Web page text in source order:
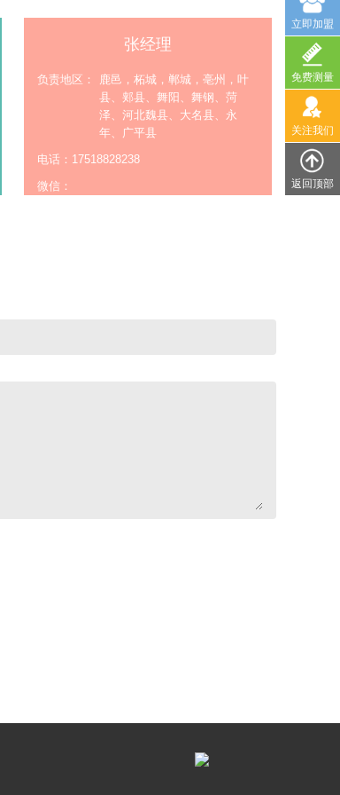
张经理
负责地区：
鹿邑，柘城，郸城，亳州，叶
县、郏县、舞阳、舞钢、菏
泽、河北魏县、大名县、永
年、广平县
电话：17518828238
微信：
立即加盟
免费测量
关注我们
返回顶部